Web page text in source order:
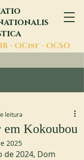
IB - OCist - OCSO
Kokoubou
leitura
2025
de 2024, Dom